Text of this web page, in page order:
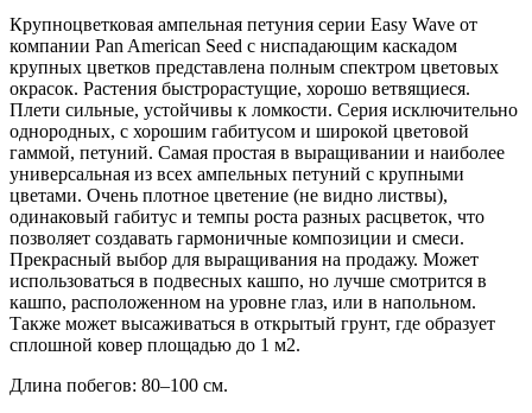
Крупноцветковая ампельная петуния серии Easy Wave от
компании Pan Ameriсan Seed с ниспадающим каскадом
крупных цветков представлена полным спектром цветовых
окрасок. Растения быстрорастущие, хорошо ветвящиеся.
Плети сильные, устойчивы к ломкости. Серия исключительно
однородных, с хорошим габитусом и широкой цветовой
гаммой, петуний. Самая простая в выращивании и наиболее
универсальная из всех ампельных петуний с крупными
цветами. Очень плотное цветение (не видно листвы),
одинаковый габитус и темпы роста разных расцветок, что
позволяет создавать гармоничные композиции и смеси.
Прекрасный выбор для выращивания на продажу. Может
использоваться в подвесных кашпо, но лучше смотрится в
кашпо, расположенном на уровне глаз, или в напольном.
Также может высаживаться в открытый грунт, где образует
сплошной ковер площадью до 1 м2.
Длина побегов: 80–100 см.